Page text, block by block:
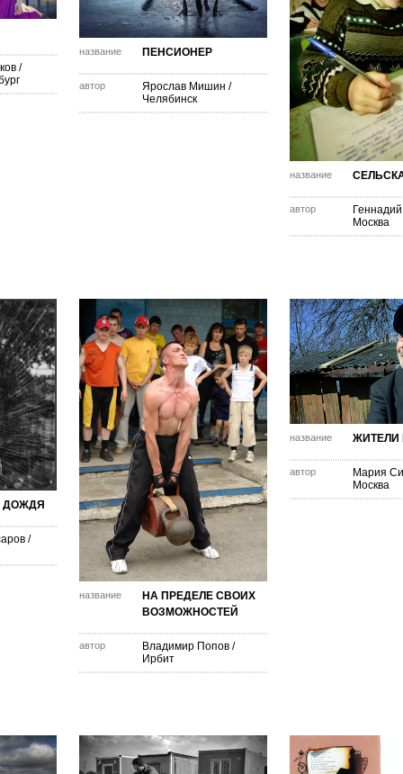
/
название ПЕНСИОНЕР
автор Ярослав Мишин /
Челябинск
название
автор
Москва
ДОЖДЯ
/
название
НА ПРЕДЕЛЕ СВОИХ
ВОЗМОЖНОСТЕЙ
автор Владимир Попов /
Ирбит
название ЖИТЕЛИ
автор
Мария
Москва